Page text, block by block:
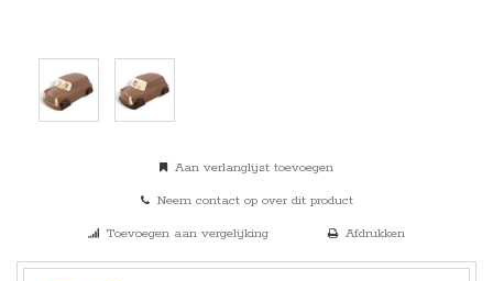
Aan verlanglijst toevoegen
Neem contact op over dit product
Toevoegen aan vergelijking
Afdrukken